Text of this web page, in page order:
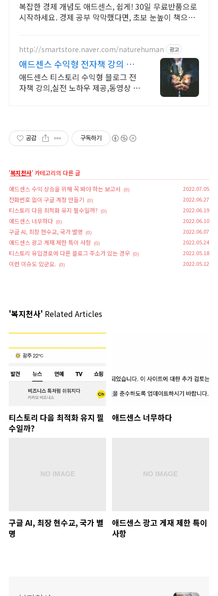
복잡한 경제 개념도 애드센스, 쉽게! 30일 무료반품으로
시작하세요. 경제 공부 막막했다면, 초보 눈높이 책으로
http://smartstore.naver.com/naturehuman 광고
애드센스 수익형 전자책 강의 월
100만원 고정 수익발생!
애드센스 티스토리 수익형 블로그 전
자책 강의,실전 노하우 제공,동영상 강
공감 구독하기
'복지천사' 카테고리의 다른 글
애드센스 수익 상승을 위해 꼭 봐야 하는 보고서
(0) 2022.07.05
전화번호 없이 구글 계정 만들기 (0) 2022.06.27
티스토리 다음 최적화 유지 필수일까? (0) 2022.06.19
애드센스 너무하다 (0) 2022.06.10
구글 AI, 최장 현수교, 국가 별명 (0) 2022.06.07
애드센스 광고 게재 제한 특이 사항 (0) 2022.05.24
티스토리 유입경로에 다른 블로그 주소가 있는 경우 (0) 2022.05.18
이런 이슈도 있군요. (0) 2022.05.12
'복지천사' Related Articles
티스토리 다음 최적화 유지 필
수일까?
애드센스 너무하다
구글 AI, 최장 현수교, 국가 별
명
애드센스 광고 게재 제한 특이
사항